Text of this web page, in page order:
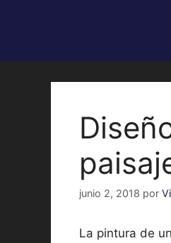
junio 2, 2018 por
La pintura de